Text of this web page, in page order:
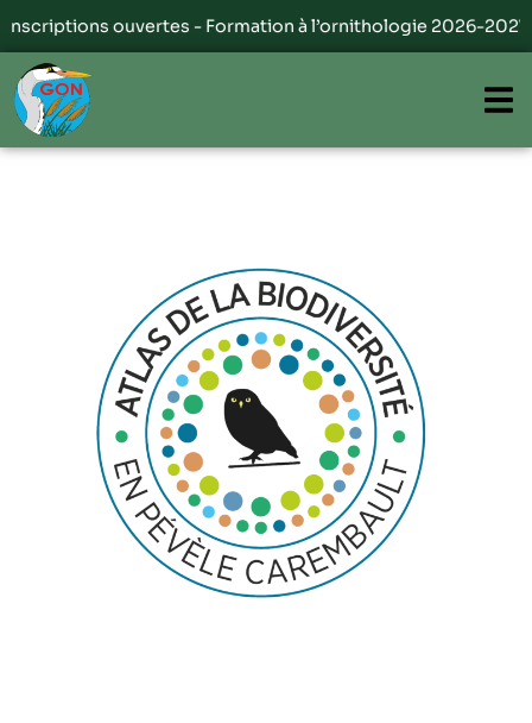
ouvertes - Formation à l’ornithologie 2026-2027 |